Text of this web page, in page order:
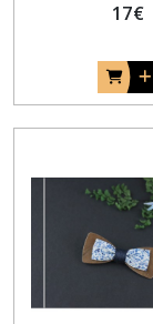
17€